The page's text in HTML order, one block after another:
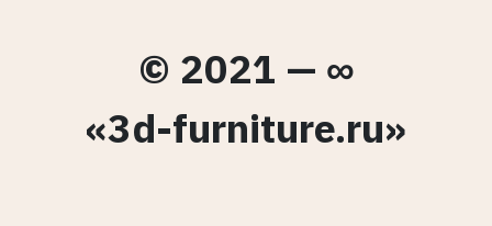
© 2021 — ∞
«3d-furniture.ru»